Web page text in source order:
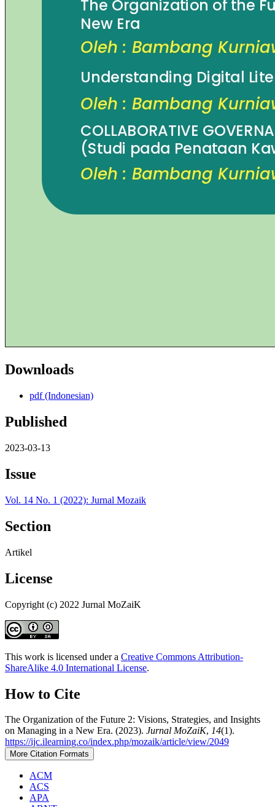
Downloads
pdf (Indonesian)
Published
2023-03-13
Issue
Vol. 14 No. 1 (2022): Jurnal Mozaik
Section
Artikel
License
Copyright (c) 2022 Jurnal MoZaiK
This work is licensed under a Creative Commons Attribution-
ShareAlike 4.0 International License.
How to Cite
The Organization of the Future 2: Visions, Strategies, and Insights
on Managing in a New Era. (2023). Jurnal MoZaiK, 14(1).
https://ijc.ilearning.co/index.php/mozaik/article/view/2049
More Citation Formats
ACM
ACS
APA